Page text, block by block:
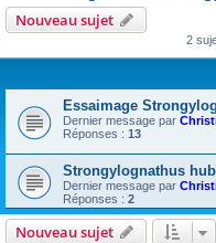
Nouveau sujet
2
Essaimage
Dernier message par
Réponses : 13
Strongylognathus
Dernier message par
Réponses : 2
Nouveau sujet